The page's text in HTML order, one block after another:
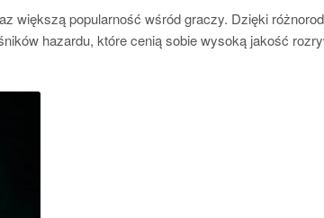
większą popularność wśród graczy. Dzięki
hazardu, które cenią sobie wysoką jakość